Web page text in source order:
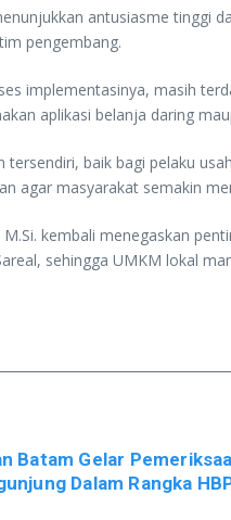
antusiasme tinggi
pengembang.
implementasinya, masih
aplikasi belanja daring
tersendiri, baik bagi pelaku
agar masyarakat semakin
M.Si. kembali menegaskan
sehingga UMKM lokal
Batam Gelar
Dalam Rangka